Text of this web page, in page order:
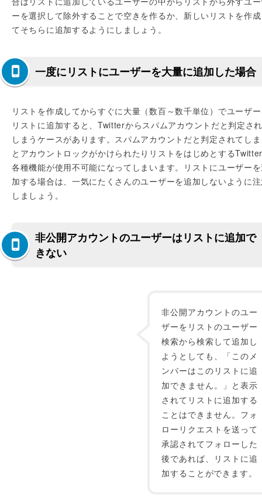
ーを選択して除外することで空きを作るか、新しいリストを作
てそちらに追加するようにしましょう。
一度にリストにユーザーを大量に追加した場合
リストを作成してからすぐに大量（数百～数千単位）でユーザ
リストに追加すると、Twitterからスパムアカウントだと判定さ
しまうケースがあります。スパムアカウントだと判定されてし
とアカウントロックがかけられたりリストをはじめとする
各種機能が使用不可能になってしまいます。リストにユーザー
加する場合は、一気にたくさんのユーザーを追加しないように
しましょう。
非公開アカウントのユーザーはリストに追加で
きない
非公開アカウントのユー
ザーをリストのユーザー
検索から検索して追加し
ようとしても、「このメ
ンバーはこのリストに追
加できません。」と表示
されてリストに追加する
ことはできません。フォ
ローリクエストを送って
承認されてフォローした
後であれば、リストに追
加することができます。